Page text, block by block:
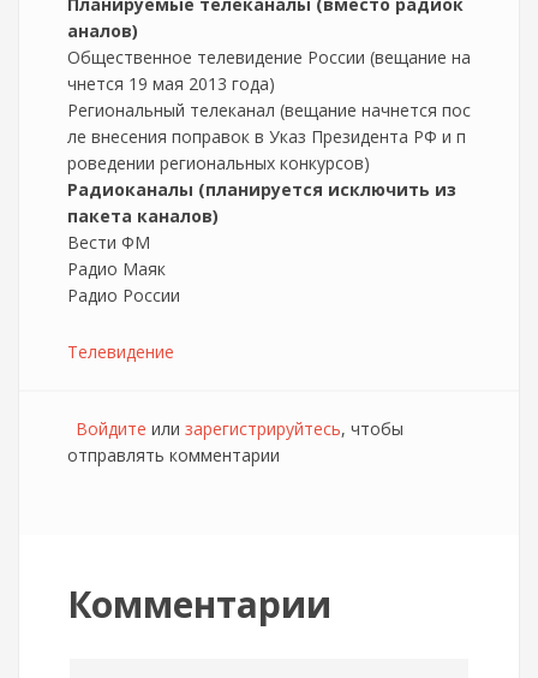
аналов)
Общественное телевидение России (вещание на
чнется 19 мая 2013 года)
Региональный телеканал (вещание начнется пос
ле внесения поправок в Указ Президента РФ и п
роведении региональных конкурсов)
Радиоканалы (планируется исключить из
пакета каналов)
Вести ФМ
Радио Маяк
Радио России
Телевидение
Войдите или зарегистрируйтесь, чтобы
отправлять комментарии
Комментарии